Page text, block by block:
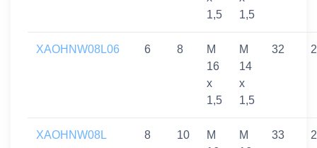
1,5
1,5
XAOHNW08L06 6 8
M
16
x
1,5
M
14
x
1,5
32
XAOHNW08L 8 10
M
M
33